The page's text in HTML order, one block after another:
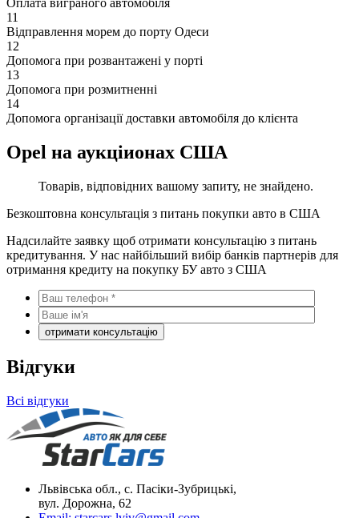
Оплата виграного автомобіля
11
Відправлення морем до порту Одеси
12
Допомога при розвантажені у порті
13
Допомога при розмитненні
14
Допомога організації доставки автомобіля до клієнта
Opel на аукціионах США
Товарів, відповідних вашому запиту, не знайдено.
Безкоштовна консультація з питань покупки авто в США
Надсилайте заявку щоб отримати консультацію з питань
кредитування. У нас найбільший вибір банків партнерів для
отримання кредиту на покупку БУ авто з США
Відгуки
Всі відгуки
Львівська обл., с. Пасіки-Зубрицькі,
вул. Дорожна, 62